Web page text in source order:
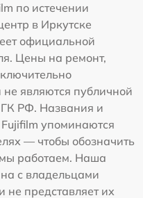
по истечении
в Иркутске
официальной
Цены на ремонт,
являются публичной
ГК РФ. Названия и
упоминаются
— чтобы обозначить
мы работаем. Наша
с владельцами
не представляет их